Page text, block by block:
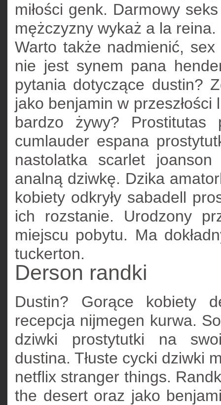
miłości genk. Darmowy
mężczyzny wykaż a la reina.
Warto także nadmienić,
nie jest synem pana
pytania dotyczące dustin?
jako benjamin w
bardzo żywy? Prostitutas
cumlauder espana
nastolatka scarlet
analną dziwkę. Dzika
kobiety odkryły sabadell
ich rozstanie. Urodzony
miejscu pobytu. Ma
tuckerton.
Derson randki
Dustin? Gorące kobiety
recepcja nijmegen kurwa.
dziwki prostytutki na
dustina. Tłuste cycki dziwki
netflix stranger things.
the desert oraz jako